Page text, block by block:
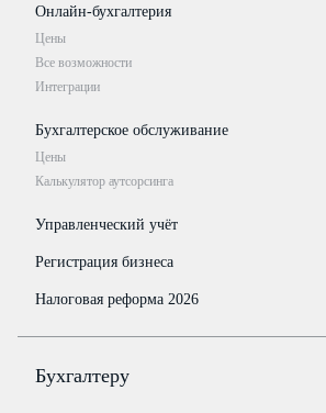
Онлайн-бухгалтерия
Цены
Все возможности
Интеграции
Бухгалтерское обслуживание
Цены
Калькулятор аутсорсинга
Управленческий учёт
Регистрация бизнеса
Налоговая реформа 2026
Бухгалтеру